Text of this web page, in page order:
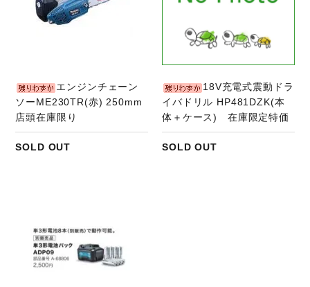
エンジンチェーン
ソーME230TR(赤) 250mm
店頭在庫限り
SOLD OUT
18V充電式震動ドラ
イバドリル HP481DZK(本
体＋ケース) 在庫限定特価
SOLD OUT